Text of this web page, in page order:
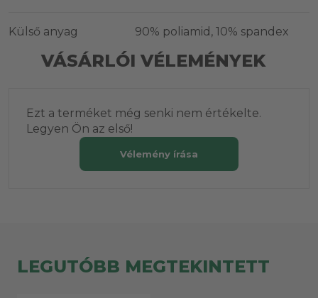
Külső anyag 90% poliamid, 10% spandex
VÁSÁRLÓI VÉLEMÉNYEK
Ezt a terméket még senki nem értékelte.
Legyen Ön az első!
Vélemény írása
LEGUTÓBB MEGTEKINTETT